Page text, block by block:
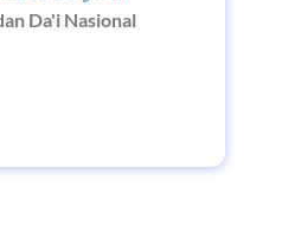
Da'i Nasional